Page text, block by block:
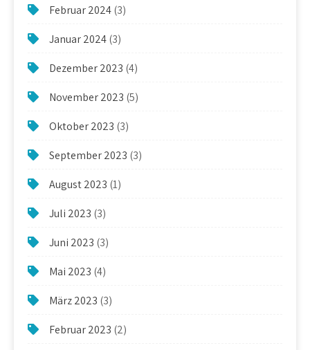
Februar 2024(3)
Januar 2024(3)
Dezember 2023 (4)
November 2023 (5)
Oktober 2023 (3)
September 2023 (3)
August 2023 (1)
Juli 2023 (3)
Juni 2023 (3)
Mai 2023 (4)
März 2023 (3)
Februar 2023 (2)